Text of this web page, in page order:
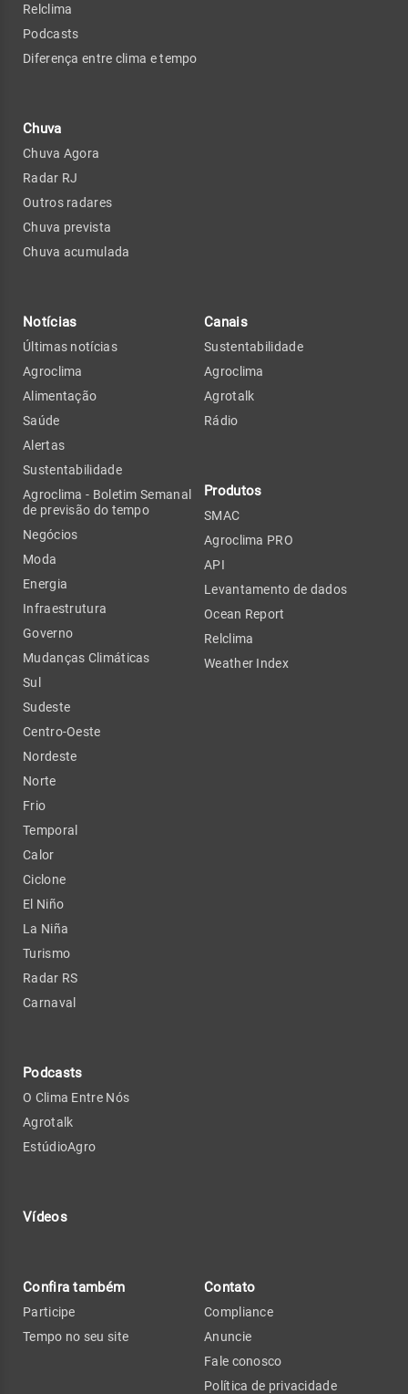
Relclima
Podcasts
Diferença entre clima e tempo
Chuva
Chuva Agora
Radar RJ
Outros radares
Chuva prevista
Chuva acumulada
Notícias
Últimas notícias
Agroclima
Alimentação
Saúde
Alertas
Sustentabilidade
Agroclima - Boletim Semanal
de previsão do tempo
Negócios
Moda
Energia
Infraestrutura
Governo
Mudanças Climáticas
Sul
Sudeste
Centro-Oeste
Nordeste
Norte
Frio
Temporal
Calor
Ciclone
El Niño
La Niña
Turismo
Radar RS
Carnaval
Podcasts
O Clima Entre Nós
Agrotalk
EstúdioAgro
Vídeos
Canais
Sustentabilidade
Agroclima
Agrotalk
Rádio
Produtos
SMAC
Agroclima PRO
API
Levantamento de dados
Ocean Report
Relclima
Weather Index
Confira também
Participe
Tempo no seu site
Contato
Compliance
Anuncie
Fale conosco
Política de privacidade